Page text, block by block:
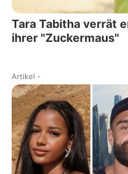
Tara Tabitha verrät
ihrer "Zuckermaus"
Artikel -